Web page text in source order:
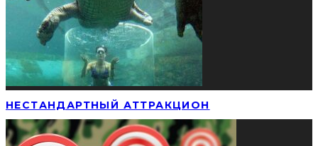
НЕСТАНДАРТНЫЙ АТТРАКЦИОН